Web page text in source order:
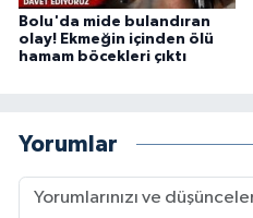
Bolu'da mide bulandıran
olay! Ekmeğin içinden ölü
hamam böcekleri çıktı
Yorumlar